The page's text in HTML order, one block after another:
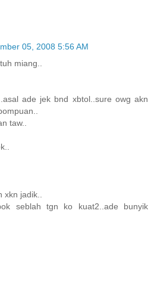
05, 2008 5:56 AM
miang..
ade jek bnd xbtol..sure owg akn
taw..
xkn jadik..
seblah tgn ko kuat2..ade bunyik